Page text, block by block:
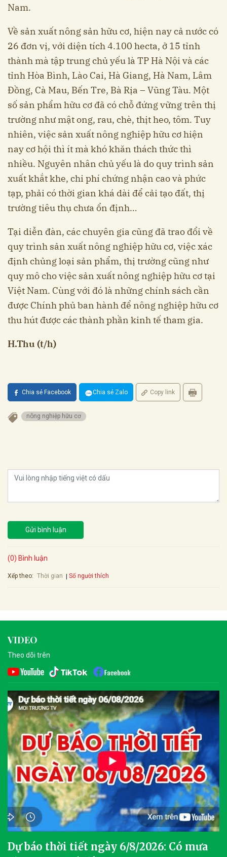
Nam.
Về sản xuất nông sản hữu cơ, hiện nay cả nước có
26 đơn vị, với diện tích 4.100 hecta, ở 15 tỉnh
thành mà tập trung chủ yếu là TP Hà Nội và các
tỉnh Hòa Bình, Lào Cai, Hà Giang, Hà Nam, Lâm
Đồng, Cà Mau, Bến Tre, Bà Rịa – Vũng Tàu. Một
số sản phẩm hữu cơ đã có chỗ đứng vững trên thị
trường như mật ong, rau, chè, thịt heo, tôm. Tuy
nhiên, việc sản xuất nông nghiệp hữu cơ hiện
nay cơ hội thì ít mà khó khăn thách thức thì
nhiều. Nguyên nhân chủ yếu là do quy trình sản
xuất khắt khe, chi phí chứng nhận cao và phức
tạp, phải có thời gian khá dài để cải tạo đất, thị
trường tiêu thụ chưa ổn định…
Tại diễn đàn, các chuyên gia cũng đã trao đổi về
quy trình sản xuất nông nghiệp hữu cơ, việc xác
định chủng loại sản phẩm, thị trường cũng như
quy mô cho việc sản xuất nông nghiệp hữu cơ tại
Việt Nam. Cùng với đó là những chính sách cần
được Chính phủ ban hành để nông nghiệp hữu cơ
thu hút được các thành phần kinh tế tham gia.
H.Thu (t/h)
Chia sẻ Facebook Chia sẻ Zalo Copy link
nông nghiệp hữu cơ
Gửi bình luận
(0) Bình luận
Xếp theo: Thời gian Số người thích
VIDEO
Theo dõi trên
Dự báo thời tiết ngày 6/8/2026: Có mưa